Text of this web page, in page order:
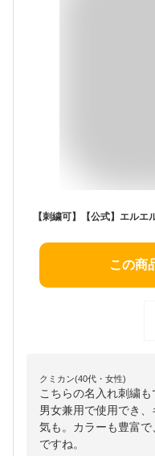
この商
クミカン(40代・女性)
こちらの名入れ刺繍
男女兼用で使用でき
気も。カラーも豊富
ですね。